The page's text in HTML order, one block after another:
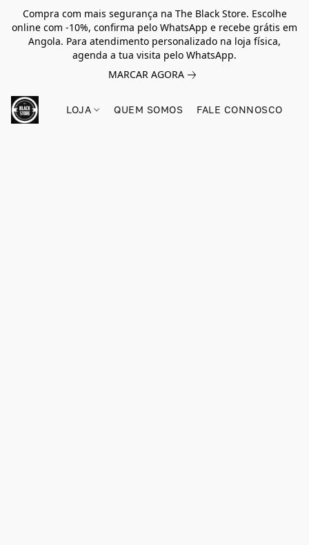
Compra com mais segurança na The Black Store. Escolhe
online com -10%, confirma pelo WhatsApp e recebe grátis em
Angola. Para atendimento personalizado na loja física,
agenda a tua visita pelo WhatsApp.
MARCAR AGORA
LOJA QUEM SOMOS FALE CONNOSCO